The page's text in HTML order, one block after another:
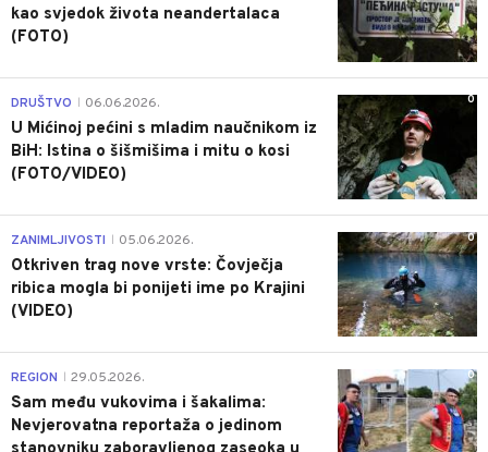
kao svjedok života neandertalaca
(FOTO)
0
DRUŠTVO 06.06.2026.
U Mićinoj pećini s mladim naučnikom iz
BiH: Istina o šišmišima i mitu o kosi
(FOTO/VIDEO)
0
ZANIMLJIVOSTI 05.06.2026.
Otkriven trag nove vrste: Čovječja
ribica mogla bi ponijeti ime po Krajini
(VIDEO)
0
REGION 29.05.2026.
Sam među vukovima i šakalima:
Nevjerovatna reportaža o jedinom